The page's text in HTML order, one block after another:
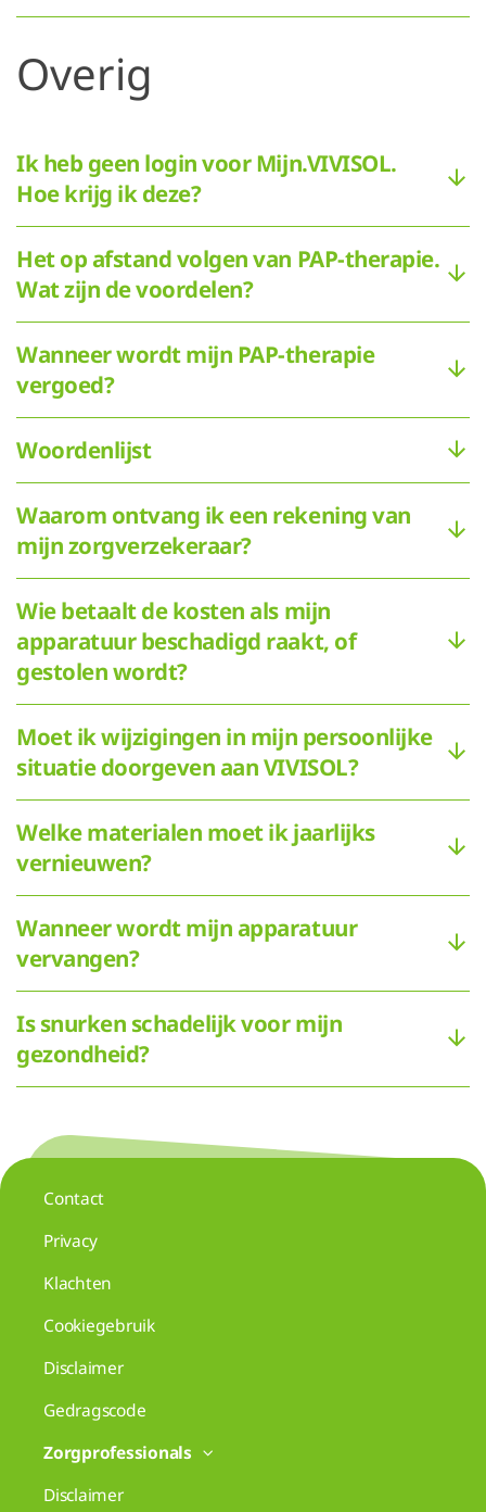
Overig
Ik heb geen login voor Mijn.VIVISOL.
Hoe krijg ik deze?
Het op afstand volgen van PAP-therapie.
Wat zijn de voordelen?
Wanneer wordt mijn PAP-therapie
vergoed?
Woordenlijst
Waarom ontvang ik een rekening van
mijn zorgverzekeraar?
Wie betaalt de kosten als mijn
apparatuur beschadigd raakt, of
gestolen wordt?
Moet ik wijzigingen in mijn persoonlijke
situatie doorgeven aan VIVISOL?
Welke materialen moet ik jaarlijks
vernieuwen?
Wanneer wordt mijn apparatuur
vervangen?
Is snurken schadelijk voor mijn
gezondheid?
Contact
Privacy
Klachten
Cookiegebruik
Disclaimer
Gedragscode
Zorgprofessionals
Disclaimer